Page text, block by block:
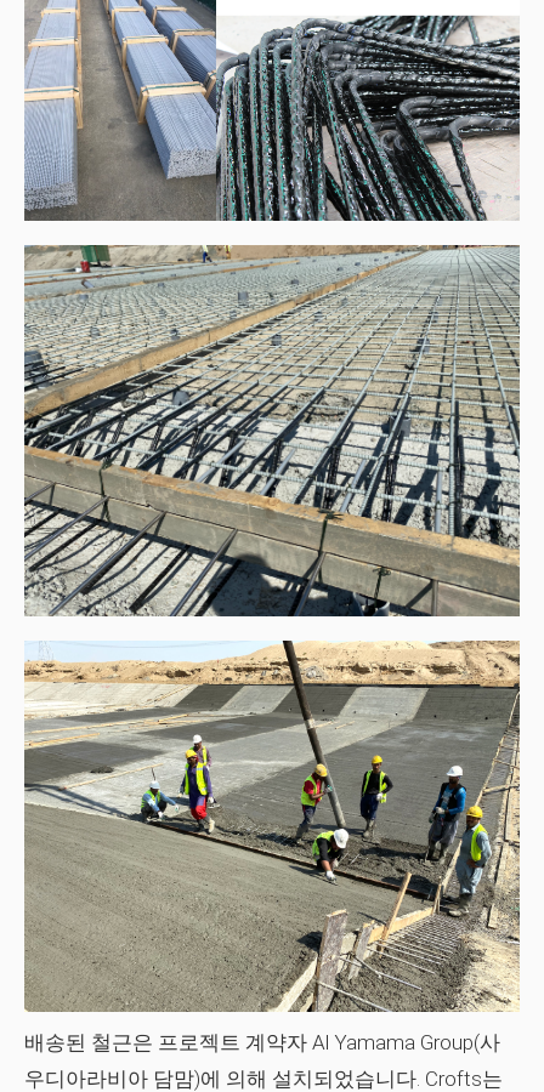
배송된 철근은 프로젝트 계약자 Al Yamama Group(사
우디아라비아 담맘)에 의해 설치되었습니다. Crofts는